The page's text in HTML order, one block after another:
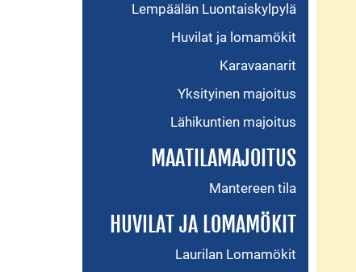
Lempäälän Luontaiskylpylä
Huvilat ja lomamökit
Karavaanarit
Yksityinen majoitus
Lähikuntien majoitus
MAATILAMAJOITUS
Mantereen tila
HUVILAT JA LOMAMÖKIT
Laurilan Lomamökit